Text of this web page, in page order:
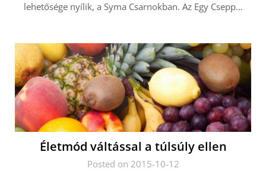
lehetősége nyílik, a Syma Csarnokban. Az Egy Csepp…
Életmód váltással a túlsúly ellen
Posted on 2015-10-12